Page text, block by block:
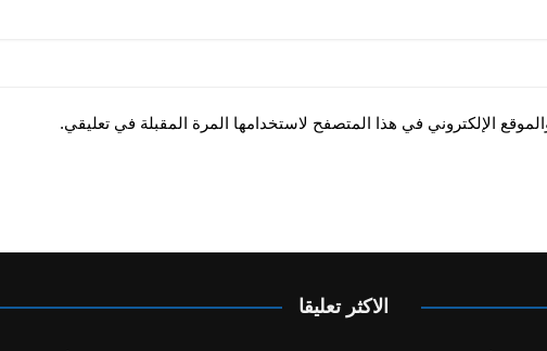
الإلكتروني في هذا المتصفح لاستخدامها المرة المقبلة في تعليقي.
الاكثر تعليقا